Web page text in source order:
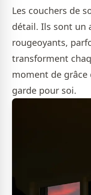
Les couchers de
détail. Ils sont un
rougeoyants,
transforment
moment de
garde pour soi.